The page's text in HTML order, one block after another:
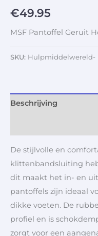
€49.95
MSF Pantoffel Geruit
SKU: Hulpmiddelwereld-
Beschrijving
De stijlvolle en
klittenbandsluiting
dit maakt het in- en
pantoffels zijn ideaal
dikke voeten. De
profiel en is
zorgt voor een